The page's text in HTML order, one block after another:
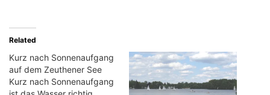
Related
Kurz nach Sonnenaufgang
auf dem Zeuthener See
Kurz nach Sonnenaufgang